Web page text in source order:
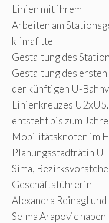
Linien mit ihrem
Arbeiten am
klimafitte
Gestaltung des
Gestaltung des ersten
der künftigen U-
Linienkreuzes U2xU5.
entsteht bis zum
Mobilitätsknoten im
Planungsstadträtin
Sima,
Geschäftsführerin
Alexandra Reinagl
Selma Arapovic haben